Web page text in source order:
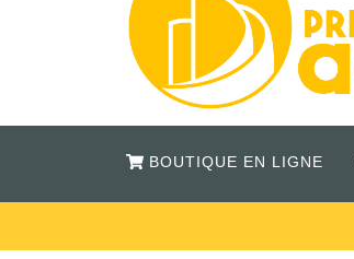
BOUTIQUE EN LIGNE